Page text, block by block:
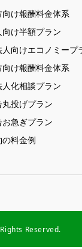
向け報酬料金体系
向け半額プラン
人向けエコノミープ
向け報酬料金体系
化相談プラン
投げプラン
急ぎプラン
料金例
Reserved.